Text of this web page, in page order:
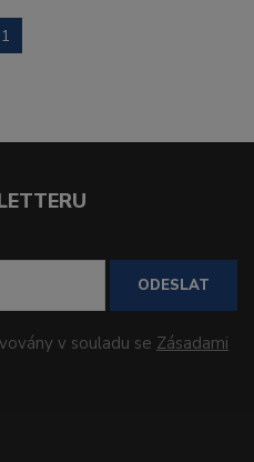
1
ODESLAT
v souladu se Zásadami